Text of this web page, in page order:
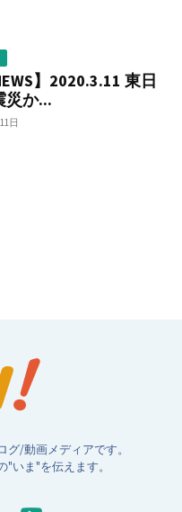
】2020.3.11 東日
災か...
日
グ/動画メディアです。
いま"を伝えます。